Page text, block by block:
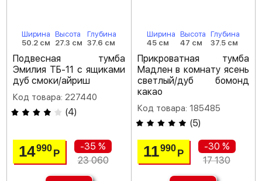
Ширина
50.2 см
Высота
27.3 см
Глубина
37.6 см
Подвесная тумба
Эмилия ТБ-11 с ящиками
дуб смоки/айриш
Код товара: 227440
(4)
14990Р
-35 %
23 060
Ширина
45 см
Высота
47 см
Глубина
37.5 см
Прикроватная тумба
Мадлен в комнату ясень
светлый/дуб бомонд
какао
Код товара: 185485
(5)
11990 Р
-30 %
17 130